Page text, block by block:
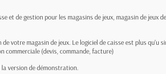
et de gestion pour les magasins de jeux, magasin de
votre magasin de jeux. Le logiciel de caisse est plus qu'u
commerciale (devis, commande, facture)
version de démonstration.